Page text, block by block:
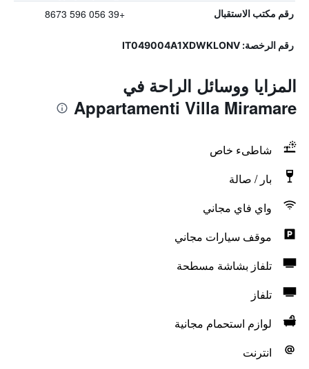
رقم مكتب الاستقبال +39 056 596 8673
رقم الرخصة: IT049004A1XDWKLONV
المزايا ووسائل الراحة في
Appartamenti Villa Miramare
شاطىء خاص
بار / صالة
واي فاي مجاني
موقف سيارات مجاني
تلفاز بشاشة مسطحة
تلفاز
لوازم استحمام مجانية
انترنت